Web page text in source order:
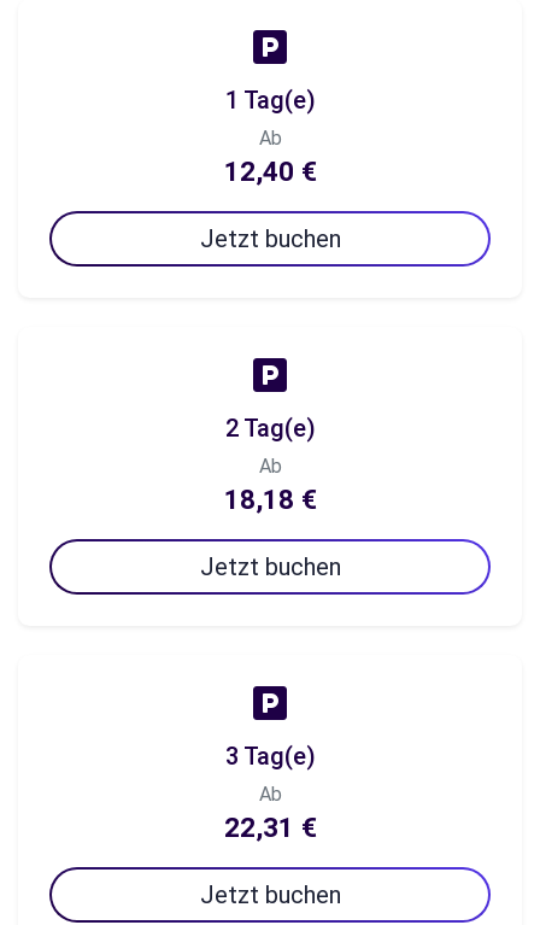
1 Tag(e)
Ab
12,40 €
Jetzt buchen
2 Tag(e)
Ab
18,18 €
Jetzt buchen
3 Tag(e)
Ab
22,31 €
Jetzt buchen